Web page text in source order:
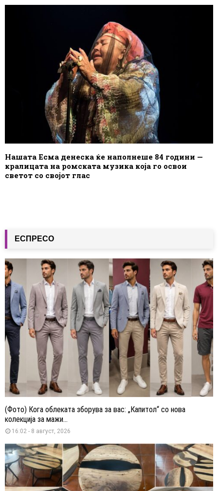
Нашата Есма денеска ќе наполнеше 84 години —
кралицата на ромската музика која го освои
светот со својот глас
ЕСПРЕСО
(Фото) Кога облеката зборува за вас: „Капитол“ со нова
колекција за мажи...
16:02 - 8 август, 2026